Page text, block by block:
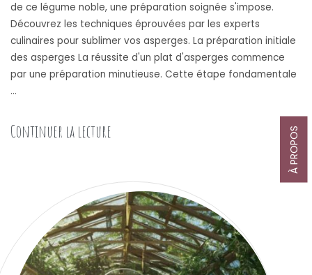
À PROPOS
de ce légume noble, une préparation soignée s'impose.
Découvrez les techniques éprouvées par les experts
culinaires pour sublimer vos asperges. La préparation initiale
des asperges La réussite d'un plat d'asperges commence
par une préparation minutieuse. Cette étape fondamentale
…
Continuer la lecture « Les Secrets de la Cuisine des Asperges